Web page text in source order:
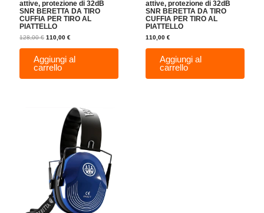
attive, protezione di 32dB
SNR BERETTA DA TIRO
CUFFIA PER TIRO AL
PIATTELLO
128,00€ 110,00€
Aggiungi al
carrello
attive, protezione di 32dB
SNR BERETTA DA TIRO
CUFFIA PER TIRO AL
PIATTELLO
110,00€
Aggiungi al
carrello